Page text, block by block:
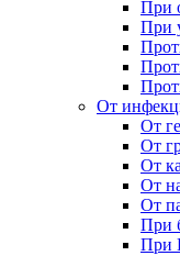
При
При
От
От
От
От
От
От
При
При